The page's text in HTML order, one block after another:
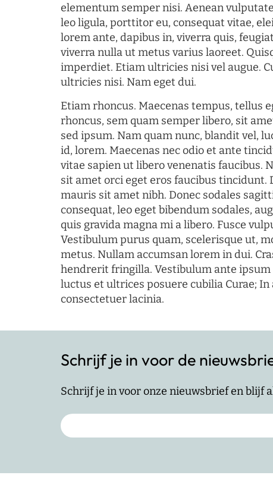
elementum semper nisi. Aenean
leo ligula, porttitor eu, consequat vitae,
lorem ante, dapibus in, viverra quis,
viverra nulla ut metus varius laoreet.
imperdiet. Etiam ultricies nisi vel augue.
ultricies nisi. Nam eget dui.
Etiam rhoncus. Maecenas tempus, tellus
rhoncus, sem quam semper libero, sit
sed ipsum. Nam quam nunc, blandit vel,
id, lorem. Maecenas nec odio et ante
vitae sapien ut libero venenatis faucibus.
sit amet orci eget eros faucibus tincidunt.
mauris sit amet nibh. Donec sodales
consequat, leo eget bibendum sodales,
quis gravida magna mi a libero. Fusce
Vestibulum purus quam, scelerisque ut,
metus. Nullam accumsan lorem in dui.
hendrerit fringilla. Vestibulum ante
luctus et ultrices posuere cubilia Curae; In
consectetuer lacinia.
Schrijf je in voor de
Schrijf je in voor onze nieuwsbrief en blijf